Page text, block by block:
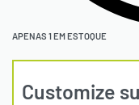
APENAS 1 EM ESTOQUE
Customize